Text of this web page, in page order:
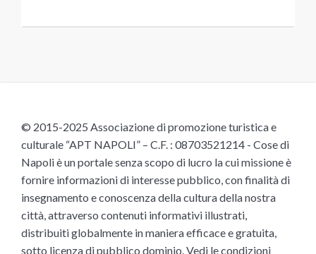
© 2015-2025 Associazione di promozione turistica e
culturale “APT NAPOLI” – C.F. : 08703521214 - Cose di
Napoli è un portale senza scopo di lucro la cui missione è
fornire informazioni di interesse pubblico, con finalità di
insegnamento e conoscenza della cultura della nostra
città, attraverso contenuti informativi illustrati,
distribuiti globalmente in maniera efficace e gratuita,
sotto licenza di pubblico dominio.Vedi le condizioni